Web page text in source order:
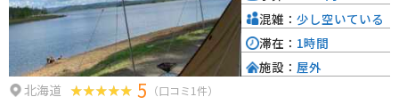
北海道 5 （口コミ1件）
混雑： 少し空いている
滞在： 1時間
施設： 屋外